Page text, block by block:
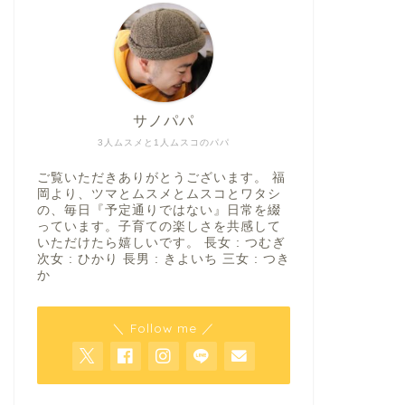
3人ムスメと1人ムスコのパパ
サノパパ
ご覧いただきありがとうございます。 福
岡より、ツマとムスメとムスコとワタシ
の、毎日『予定通りではない』日常を綴
っています。子育ての楽しさを共感して
いただけたら嬉しいです。 長女 : つむぎ
次女 : ひかり 長男 : きよいち 三女 : つき
か
＼ Follow me ／